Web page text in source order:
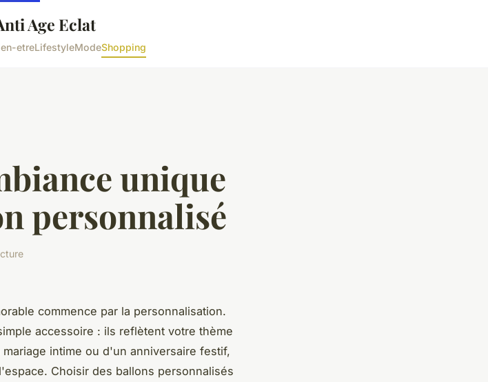
Age Eclat
etreLifestyleModeShopping
unique
personnalisé
commence par la personnalisation.
accessoire : ils reflètent votre thème
intime ou d'un anniversaire festif,
Choisir des ballons personnalisés